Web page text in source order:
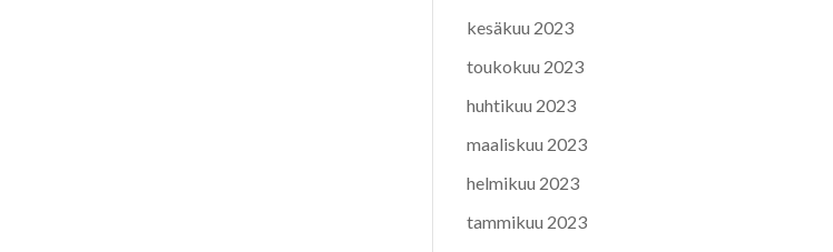
kesäkuu 2023
toukokuu 2023
huhtikuu 2023
maaliskuu 2023
helmikuu 2023
tammikuu 2023